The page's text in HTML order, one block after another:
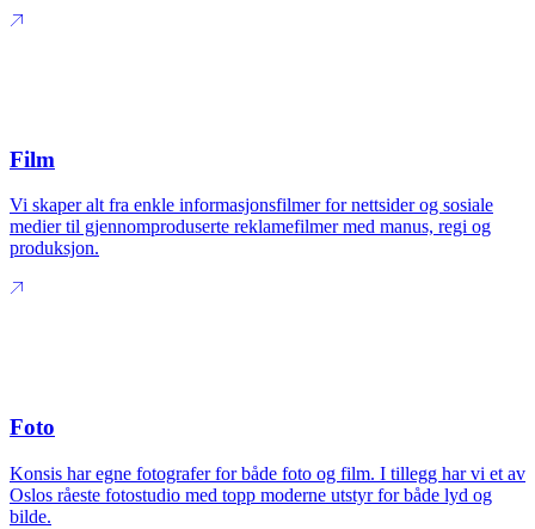
Film
Vi skaper alt fra enkle informasjonsfilmer for nettsider og sosiale
medier til gjennomproduserte reklamefilmer med manus, regi og
produksjon.
Foto
Konsis har egne fotografer for både foto og film. I tillegg har vi et av
Oslos råeste fotostudio med topp moderne utstyr for både lyd og
bilde.